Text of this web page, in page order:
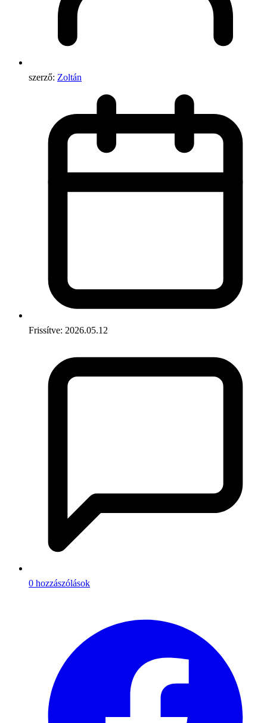
szerző: Zoltán
Frissítve: 2026.05.12
0 hozzászólások